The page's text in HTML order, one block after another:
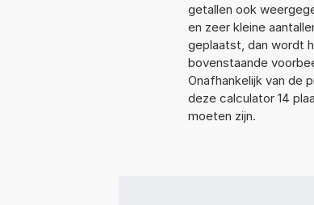
getallen ook
en zeer kleine
geplaatst, dan wordt
bovenstaande
Onafhankelijk van de
deze calculator 14
moeten zijn.